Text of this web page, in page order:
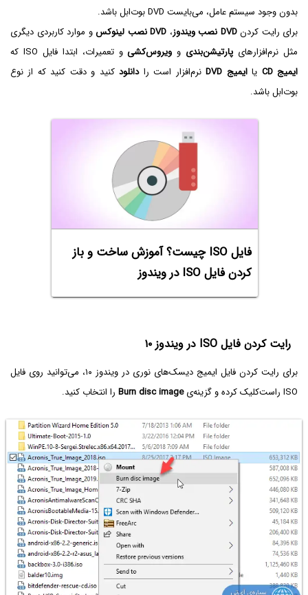
بدون وجود سیستم عامل، می‌بایست DVD بوت‌ابل باشد.
برای رایت کردنDVD نصب ویندوز ، DVD نصب لینوکس
و موارد کاربردی دیگری
مثل نرم‌افزارهای پارتیشن‌بندی و ویروس‌کشیو تعمیرات، ابتدا فایل ISO که
ایمیج CD
یاایمیج DVD نرم‌افزار است رادانلودکنید و دقت کنید که از نوع
بوت‌ابل باشد.
فایل ISO چیست؟ آموزش ساخت و باز
کردن فایل ISO‌ در ویندوز
رایت کردن فایل ISO در ویندوز ۱۰
برای رایت کردن فایل ایمیج دیسک‌های نوری در ویندوز ۱۰، می‌توانید روی فایل
ISO راست‌کلیک کرده و گزینه‌ی
Burn disc image را انتخاب کنید.